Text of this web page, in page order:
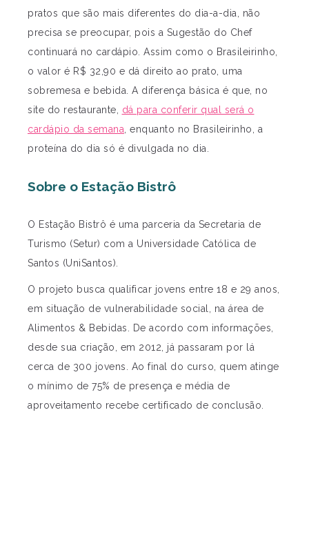
pratos que são mais diferentes do dia-a-dia, não
precisa se preocupar, pois a Sugestão do Chef
continuará no cardápio. Assim como o Brasileirinho,
o valor é R$ 32,90 e dá direito ao prato, uma
sobremesa e bebida. A diferença básica é que, no
site do restaurante, dá para conferir qual será o
cardápio da semana , enquanto no Brasileirinho, a
proteína do dia só é divulgada no dia.
Sobre o Estação Bistrô
O Estação Bistrô é uma parceria da Secretaria de
Turismo (Setur) com a Universidade Católica de
Santos (UniSantos).
O projeto busca qualificar jovens entre 18 e 29 anos,
em situação de vulnerabilidade social, na área de
Alimentos & Bebidas. De acordo com informações,
desde sua criação, em 2012, já passaram por lá
cerca de 300 jovens. Ao final do curso, quem atinge
o mínimo de 75% de presença e média de
aproveitamento recebe certificado de conclusão.